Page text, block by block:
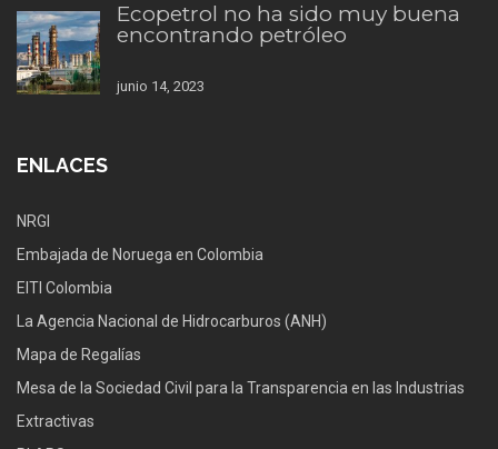
Ecopetrol no ha sido muy buena
encontrando petróleo
junio 14, 2023
ENLACES
NRGI
Embajada de Noruega en Colombia
EITI Colombia
La Agencia Nacional de Hidrocarburos (ANH)
Mapa de Regalías
Mesa de la Sociedad Civil para la Transparencia en las Industrias
Extractivas